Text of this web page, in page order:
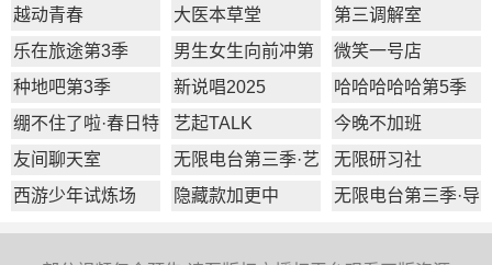
越动青春
大医本草堂
第三调解室
乐在旅途第3季
男生女生向前冲第
17季
微笑一号店
种地吧第3季
新说唱2025
哈哈哈哈哈第5季
绷不住了啦·春日特
辑
艺起TALK
今晚不加班
友间聊天室
无限电台第三季·艺
员篇
无限研习社
西游少年试炼场
隐藏款加更中
无限电台第三季·导